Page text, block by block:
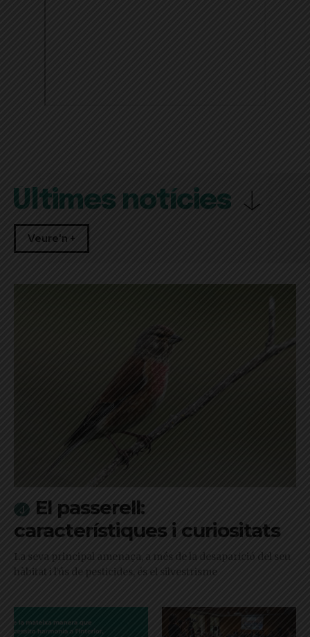
Últimes notícies
Veure'n +
El passerell:
característiques i curiositats
La seva principal amenaça, a més de la desaparició del seu
hàbitat i l'ús de pesticides, és el silvestrisme